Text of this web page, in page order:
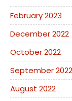
February 2023
December 2022
October 2022
September 2022
August 2022